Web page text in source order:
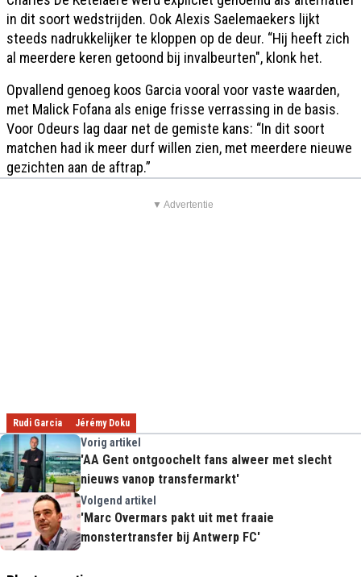
in dit soort wedstrijden. Ook Alexis Saelemaekers lijkt
steeds nadrukkelijker te kloppen op de deur. “Hij heeft zich
al meerdere keren getoond bij invalbeurten", klonk het.
Opvallend genoeg koos Garcia vooral voor vaste waarden,
met Malick Fofana als enige frisse verrassing in de basis.
Voor Odeurs lag daar net de gemiste kans: “In dit soort
matchen had ik meer durf willen zien, met meerdere nieuwe
gezichten aan de aftrap.”
▼ Advertentie
Rudi Garcia Jérémy Doku
Vorig artikel
'AA Gent ontgoochelt fans alweer met slecht
nieuws vanop transfermarkt'
Volgend artikel
'Marc Overmars pakt uit met fraaie
monstertransfer bij Antwerp FC'